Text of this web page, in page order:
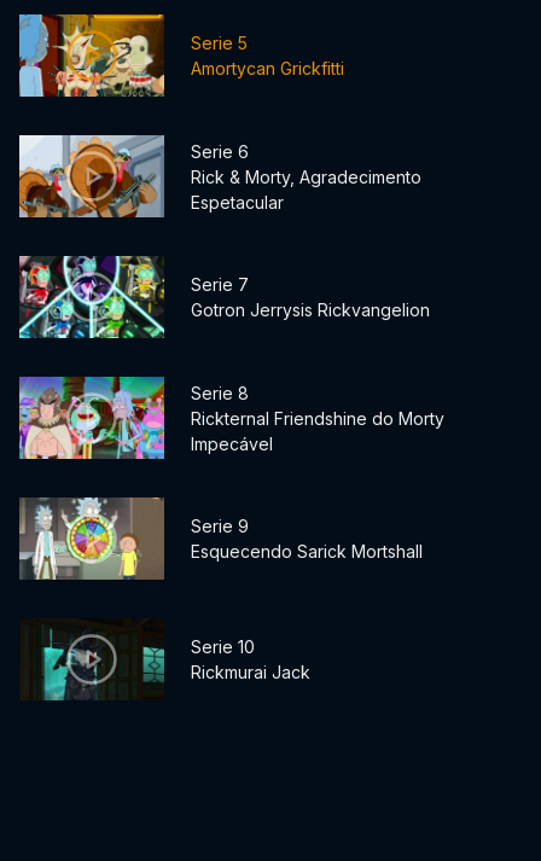
Serie 5
Amortycan Grickfitti
Serie 6
Rick & Morty, Agradecimento
Espetacular
Serie 7
Gotron Jerrysis Rickvangelion
Serie 8
Rickternal Friendshine do Morty
Impecável
Serie 9
Esquecendo Sarick Mortshall
Serie 10
Rickmurai Jack